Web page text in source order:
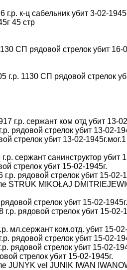
г.р. к-ц сабельник убит 3-02-
45 стр
СП рядовой стрелок убит 16-
г.р. 1130 СП рядовой стрелок
г.р. сержант ком отд убит 13-
рядовой стрелок убит 13-02-
стрелок убит 13-02-1945г.мог.1
г.р. сержант санинструктор убит
стрелок убит 15-02-1945г.
г.р. рядовой стрелок убит 15-02-
STRUK MIKOŁAJ
стрелок убит 15-02-1945г.
г.р. рядовой стрелок убит 15-02-
мл.сержант ком.отд. убит 15-
рядовой стрелок убит 15-02-
рядовой стрелок убит 15-02-
стрелок убит 15-02-1945г.
JUNYK vel JUNIK IWAN